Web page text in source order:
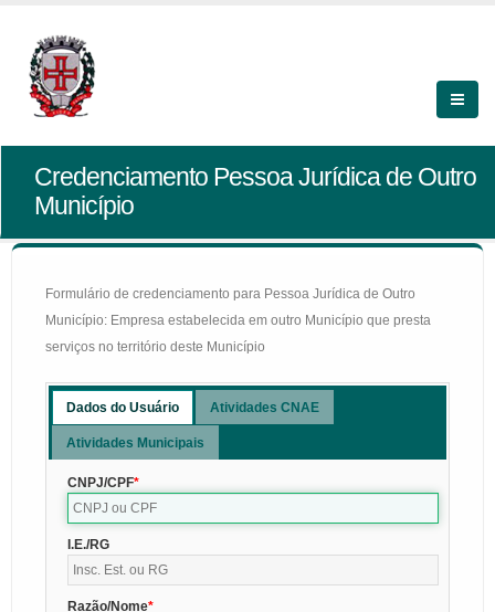
Credenciamento Pessoa Jurídica de Outro
Município
Formulário de credenciamento para Pessoa Jurídica de Outro
Município: Empresa estabelecida em outro Município que presta
serviços no território deste Município
Dados do Usuário Atividades CNAE
Atividades Municipais
CNPJ/CPF
I.E./RG
Razão/Nome